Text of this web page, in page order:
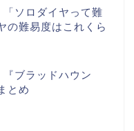
「ソロダイヤって難
の難易度はこれくら
『ブラッドハウン
とめ